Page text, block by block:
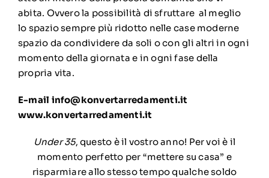
abita. Ovvero la possibilità di sfruttare al meglio
lo spazio sempre più ridotto nelle case moderne
spazio da condividere da soli o con gli altri in ogni
momento della giornata e in ogni fase della
propria vita.
E-mail info@konvertarredamenti.it
www.konvertarredamenti.it
Under 35, questo è il vostro anno! Per voi è il
momento perfetto per “mettere su casa” e
risparmiare allo stesso tempo qualche soldo